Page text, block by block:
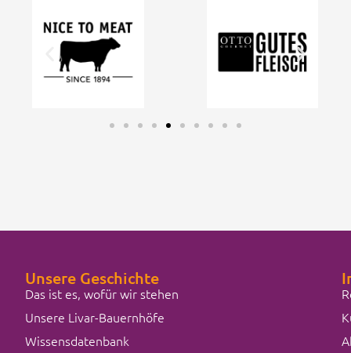
Unsere Geschichte
Das ist es, wofür wir stehen
Unsere Livar-Bauernhöfe
Wissensdatenbank